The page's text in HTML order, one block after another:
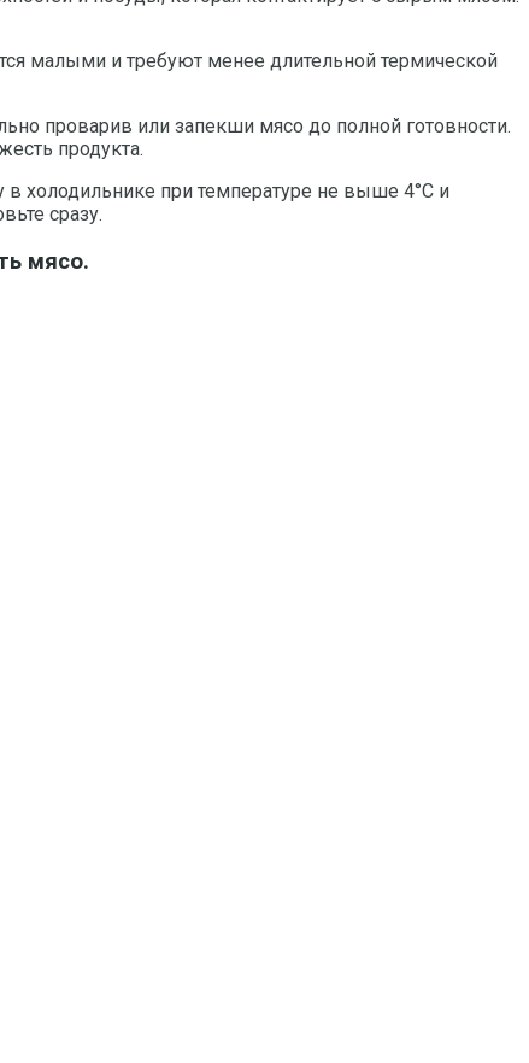
малыми и требуют менее длительной термической
проварив или запекши мясо до полной готовности.
продукта.
в холодильнике при температуре не выше 4°C и
сразу.
мясо.